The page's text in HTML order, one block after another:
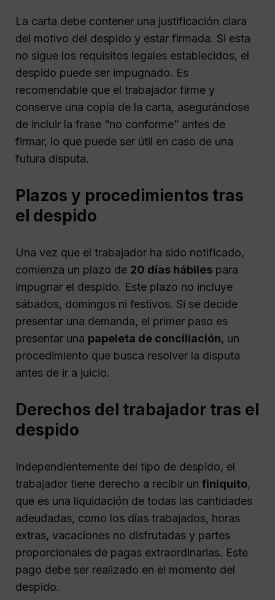
La carta debe contener una justificación clara
del motivo del despido y estar firmada. Si esta
no sigue los requisitos legales establecidos, el
despido puede ser impugnado. Es
recomendable que el trabajador firme y
conserve una copia de la carta, asegurándose
de incluir la frase “no conforme” antes de
firmar, lo que puede ser útil en caso de una
futura disputa.
Plazos y procedimientos tras
el despido
Una vez que el trabajador ha sido notificado,
comienza un plazo de 20 días hábiles para
impugnar el despido. Este plazo no incluye
sábados, domingos ni festivos. Si se decide
presentar una demanda, el primer paso es
presentar una papeleta de conciliación, un
procedimiento que busca resolver la disputa
antes de ir a juicio.
Derechos del trabajador tras el
despido
Independientemente del tipo de despido, el
trabajador tiene derecho a recibir un finiquito,
que es una liquidación de todas las cantidades
adeudadas, como los días trabajados, horas
extras, vacaciones no disfrutadas y partes
proporcionales de pagas extraordinarias. Este
pago debe ser realizado en el momento del
despido.